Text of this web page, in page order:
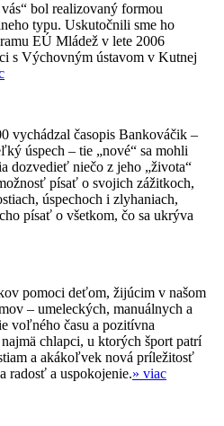
bol realizovaný formou
typu. Uskutočnili sme ho
EÚ Mládež v lete 2006
s Výchovným ústavom v Kutnej
vychádzal časopis Bankováčik –
úspech – tie „nové“ sa mohli
dozvedieť niečo z jeho „života“
písať o svojich zážitkoch,
úspechoch i zlyhaniach,
písať o všetkom, čo sa ukrýva
pomoci deťom, žijúcim v našom
– umeleckých, manuálnych a
voľného času a pozitívna
chlapci, u ktorých šport patrí
a akákoľvek nová príležitosť
radosť a uspokojenie.» viac